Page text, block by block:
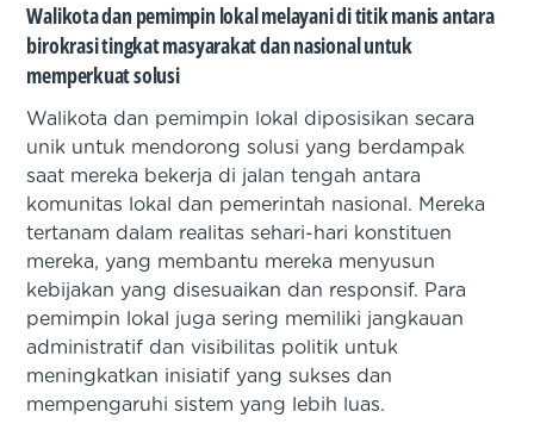
Walikota dan pemimpin lokal melayani di titik manis antara
birokrasi tingkat masyarakat dan nasional untuk
memperkuat solusi
Walikota dan pemimpin lokal diposisikan secara
unik untuk mendorong solusi yang berdampak
saat mereka bekerja di jalan tengah antara
komunitas lokal dan pemerintah nasional. Mereka
tertanam dalam realitas sehari-hari konstituen
mereka, yang membantu mereka menyusun
kebijakan yang disesuaikan dan responsif. Para
pemimpin lokal juga sering memiliki jangkauan
administratif dan visibilitas politik untuk
meningkatkan inisiatif yang sukses dan
mempengaruhi sistem yang lebih luas.